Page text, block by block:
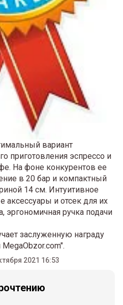
вариант
приготовления эспрессо и
На фоне конкурентов ее
в 20 бар и компактный
14 см. Интуитивное
аксессуары и отсек для их
эргономичная ручка подачи
заслуженную награду
2021 16:53